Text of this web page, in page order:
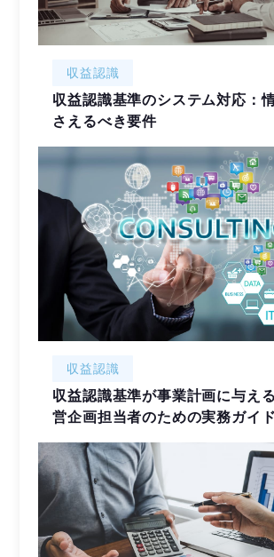
収益認識
収益認識基準のシステム対応：
さえるべき要件
収益認識
収益認識基準が事業計画に与え
営企画担当者のための実務ガイド